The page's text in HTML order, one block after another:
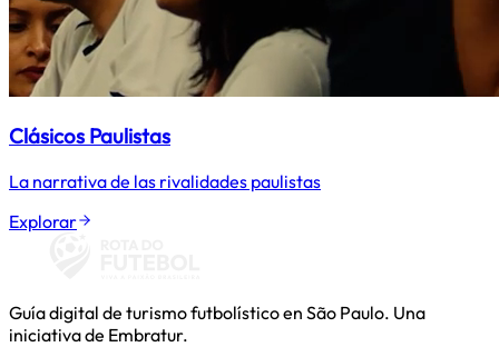
Clásicos Paulistas
La narrativa de las rivalidades paulistas
Explorar
Guía digital de turismo futbolístico en São Paulo. Una
iniciativa de Embratur.